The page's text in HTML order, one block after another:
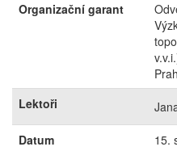
Organizační garant
Lektoři
Datum
15.